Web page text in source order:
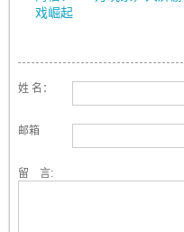
戏崛起
姓 名：
邮箱
留 言: